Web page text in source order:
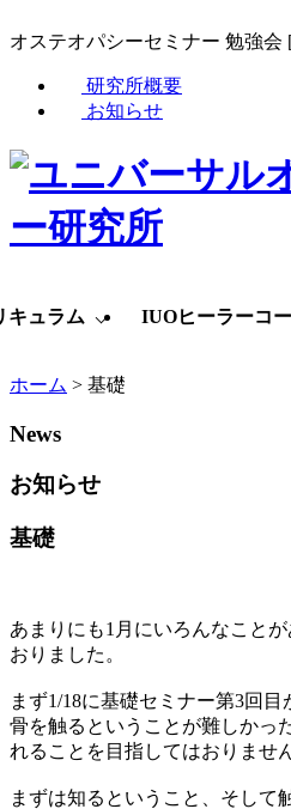
オステオパシーセミナー 勉強会
研究所概要
お知らせ
キュラム IUOヒーラーコ
ホーム > 基礎
News
お知らせ
基礎
あまりにも1月にいろんなこと
おりました。
まず1/18に基礎セミナー第3回
骨を触るということが難しかっ
れることを目指してはおりません
まずは知るということ、そして